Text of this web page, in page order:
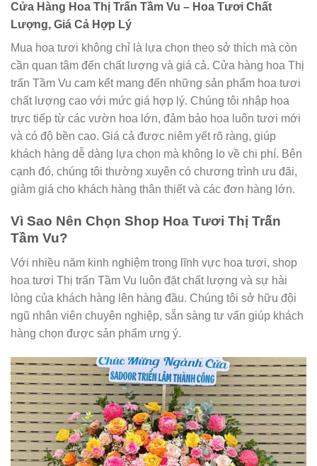
Cửa Hàng Hoa Thị Trấn Tầm Vu – Hoa Tươi Chất
Lượng, Giá Cả Hợp Lý
Mua hoa tươi không chỉ là lựa chọn theo sở thích mà còn
cần quan tâm đến chất lượng và giá cả. Cửa hàng hoa Thị
trấn Tầm Vu cam kết mang đến những sản phẩm hoa tươi
chất lượng cao với mức giá hợp lý. Chúng tôi nhập hoa
trực tiếp từ các vườn hoa lớn, đảm bảo hoa luôn tươi mới
và có độ bền cao. Giá cả được niêm yết rõ ràng, giúp
khách hàng dễ dàng lựa chọn mà không lo về chi phí. Bên
cạnh đó, chúng tôi thường xuyên có chương trình ưu đãi,
giảm giá cho khách hàng thân thiết và các đơn hàng lớn.
Vì Sao Nên Chọn Shop Hoa Tươi Thị Trấn
Tầm Vu?
Với nhiều năm kinh nghiệm trong lĩnh vực hoa tươi, shop
hoa tươi Thị trấn Tầm Vu luôn đặt chất lượng và sự hài
lòng của khách hàng lên hàng đầu. Chúng tôi sở hữu đội
ngũ nhân viên chuyên nghiệp, sẵn sàng tư vấn giúp khách
hàng chọn được sản phẩm ưng ý.